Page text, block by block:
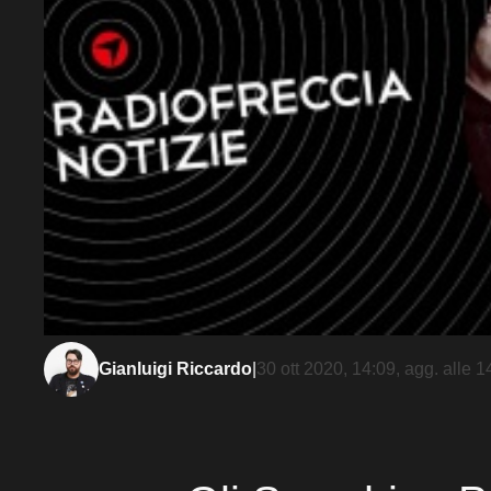
Gianluigi Riccardo 30 ott 2020, 14:09, agg. alle